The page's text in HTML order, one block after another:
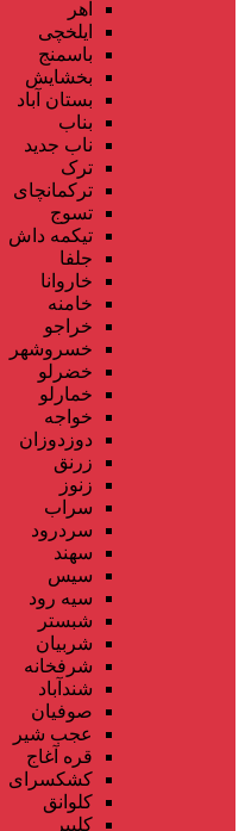
اهر
ایلخچی
باسمنج
بخشایش
بستان آباد
بناب
ناب جدید
ترک
ترکمانچای
تسوج
تیکمه داش
جلفا
خاروانا
خامنه
خراجو
خسروشهر
خضرلو
خمارلو
خواجه
دوزدوزان
زرنق
زنوز
سراب
سردرود
سهند
سیس
سیه رود
شبستر
شربیان
شرفخانه
شندآباد
صوفیان
عجب شیر
قره آغاج
کشکسرای
کلوانق
کلیبر